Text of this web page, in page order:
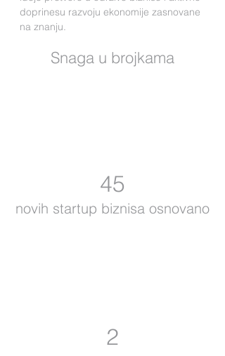
doprinesu razvoju ekonomije zasnovane
na znanju.
Snaga u brojkama
45
novih startup biznisa osnovano
2